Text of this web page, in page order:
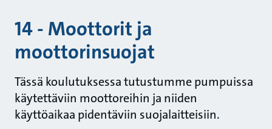
14 - Moottorit ja
moottorinsuojat
Tässä koulutuksessa tutustumme pumpuissa
käytettäviin moottoreihin ja niiden
käyttöaikaa pidentäviin suojalaitteisiin.